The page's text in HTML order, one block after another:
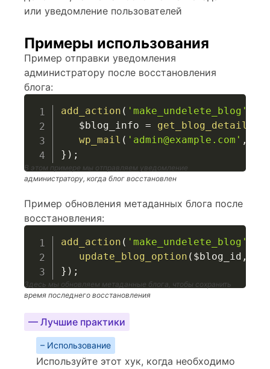
или уведомление пользователей
Примеры использования
Пример отправки уведомления
администратору после восстановления
блога:
add_action ( 'make_undelete_blog'
$blog_info = get_blog_details
wp_mail ( 'admin@example.com' ,
} ) ;
В этом примере мы отправляем уведомление
администратору, когда блог восстановлен
Пример обновления метаданных блога после
восстановления:
add_action ( 'make_undelete_blog'
update_blog_option ( $blog_id ,
} ) ;
Здесь мы обновляем метаданные блога, чтобы сохранить
время последнего восстановления
— Лучшие практики
– Использование
Используйте этот хук, когда необходимо